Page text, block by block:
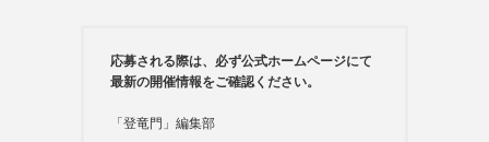
応募される際は、必ず公式ホームページにて
最新の開催情報をご確認ください。
「登竜門」編集部